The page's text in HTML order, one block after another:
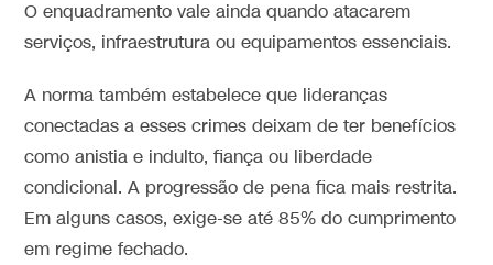
O enquadramento vale ainda quando atacarem
serviços, infraestrutura ou equipamentos essenciais.
A norma também estabelece que lideranças
conectadas a esses crimes deixam de ter benefícios
como anistia e indulto, fiança ou liberdade
condicional. A progressão de pena fica mais restrita.
Em alguns casos, exige-se até 85% do cumprimento
em regime fechado.